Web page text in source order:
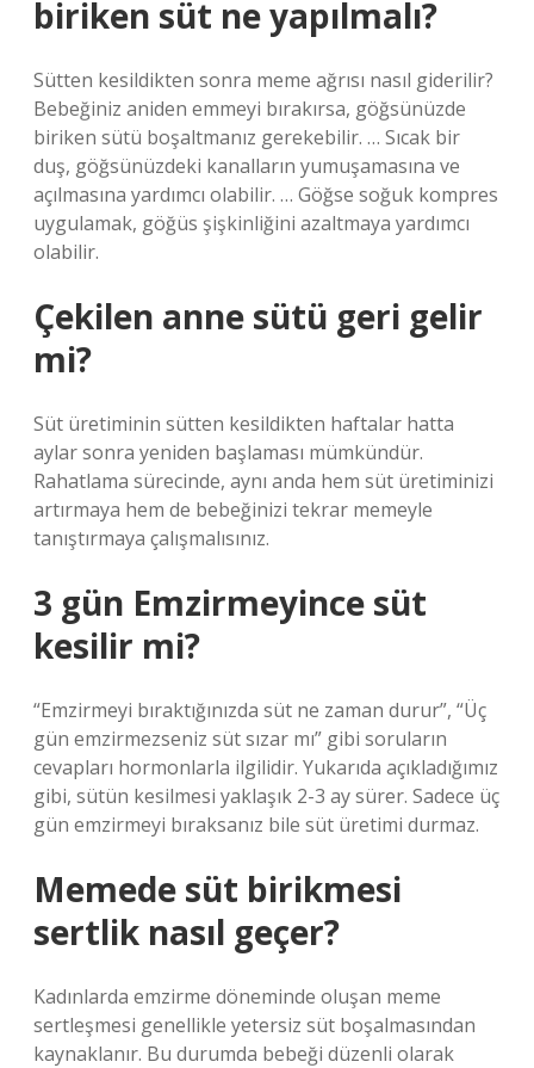
biriken süt ne yapılmalı?
Sütten kesildikten sonra meme ağrısı nasıl giderilir?
Bebeğiniz aniden emmeyi bırakırsa, göğsünüzde
biriken sütü boşaltmanız gerekebilir. … Sıcak bir
duş, göğsünüzdeki kanalların yumuşamasına ve
açılmasına yardımcı olabilir. … Göğse soğuk kompres
uygulamak, göğüs şişkinliğini azaltmaya yardımcı
olabilir.
Çekilen anne sütü geri gelir
mi?
Süt üretiminin sütten kesildikten haftalar hatta
aylar sonra yeniden başlaması mümkündür.
Rahatlama sürecinde, aynı anda hem süt üretiminizi
artırmaya hem de bebeğinizi tekrar memeyle
tanıştırmaya çalışmalısınız.
3 gün Emzirmeyince süt
kesilir mi?
“Emzirmeyi bıraktığınızda süt ne zaman durur”, “Üç
gün emzirmezseniz süt sızar mı” gibi soruların
cevapları hormonlarla ilgilidir. Yukarıda açıkladığımız
gibi, sütün kesilmesi yaklaşık 2-3 ay sürer. Sadece üç
gün emzirmeyi bıraksanız bile süt üretimi durmaz.
Memede süt birikmesi
sertlik nasıl geçer?
Kadınlarda emzirme döneminde oluşan meme
sertleşmesi genellikle yetersiz süt boşalmasından
kaynaklanır. Bu durumda bebeği düzenli olarak